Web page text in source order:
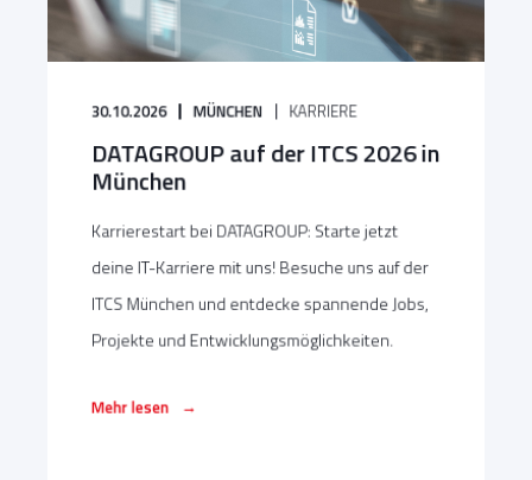
30.10.2026 MÜNCHEN KARRIERE
DATAGROUP auf der ITCS 2026 in
München
Karrierestart bei DATAGROUP: Starte jetzt
deine IT-Karriere mit uns! Besuche uns auf der
ITCS München und entdecke spannende Jobs,
Projekte und Entwicklungsmöglichkeiten.
Mehr lesen →